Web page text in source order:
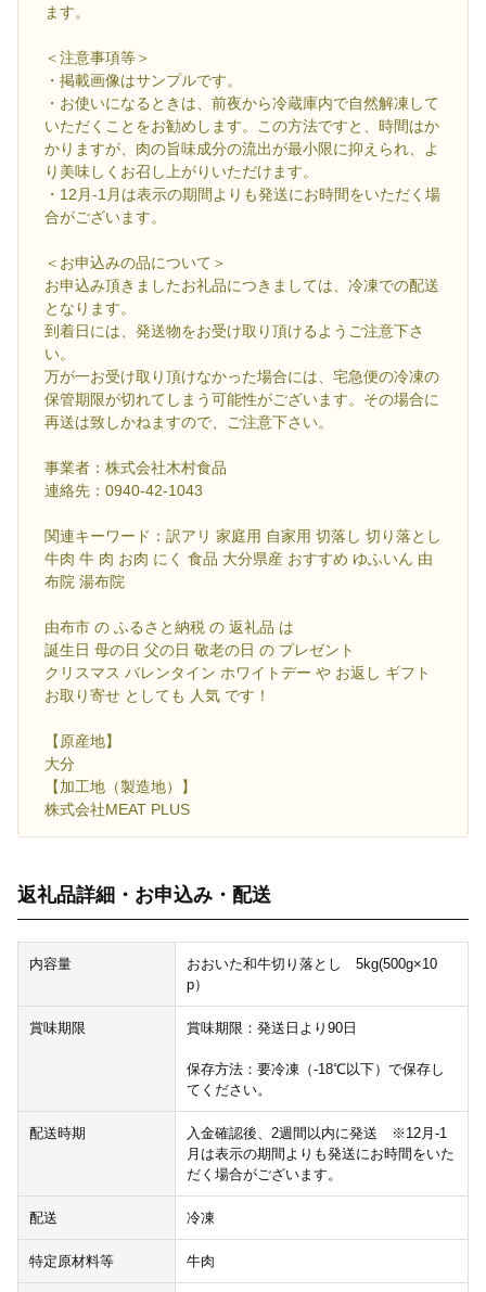
ます。
＜注意事項等＞
・掲載画像はサンプルです。
・お使いになるときは、前夜から冷蔵庫内で自然解凍して
いただくことをお勧めします。この方法ですと、時間はか
かりますが、肉の旨味成分の流出が最小限に抑えられ、よ
り美味しくお召し上がりいただけます。
・12月-1月は表示の期間よりも発送にお時間をいただく場
合がございます。
＜お申込みの品について＞
お申込み頂きましたお礼品につきましては、冷凍での配送
となります。
到着日には、発送物をお受け取り頂けるようご注意下さ
い。
万が一お受け取り頂けなかった場合には、宅急便の冷凍の
保管期限が切れてしまう可能性がございます。その場合に
再送は致しかねますので、ご注意下さい。
事業者：株式会社木村食品
連絡先：0940-42-1043
関連キーワード：訳アリ 家庭用 自家用 切落し 切り落とし
牛肉 牛 肉 お肉 にく 食品 大分県産 おすすめ ゆふいん 由
布院 湯布院
由布市 の ふるさと納税 の 返礼品 は
誕生日 母の日 父の日 敬老の日 の プレゼント
クリスマス バレンタイン ホワイトデー や お返し ギフト
お取り寄せ としても 人気 です！
【原産地】
大分
【加工地（製造地）】
株式会社MEAT PLUS
返礼品詳細・お申込み・配送
内容量
おおいた和牛切り落とし 5kg(500g×10
p）
賞味期限 賞味期限：発送日より90日
保存方法：要冷凍（‐18℃以下）で保存し
てください。
配送時期
入金確認後、2週間以内に発送 ※12月-1
月は表示の期間よりも発送にお時間をいた
だく場合がございます。
配送 冷凍
特定原材料等 牛肉